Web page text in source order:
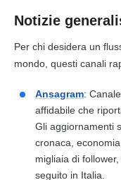
Notizie
Per chi desidera un
mondo, questi canali
Ansagram:
affidabile che
Gli aggiornamenti
cronaca,
migliaia di
seguito in Italia.